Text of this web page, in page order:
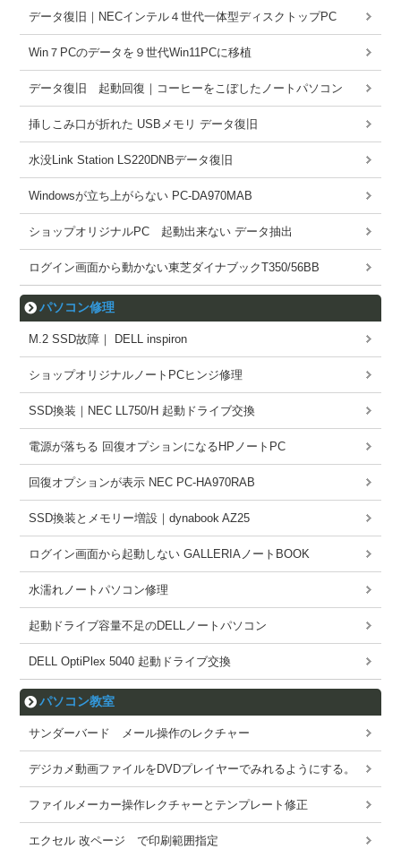
データ復旧｜NECインテル４世代一体型ディスクトップPC
Win７PCのデータを９世代Win11PCに移植
データ復旧 起動回復｜コーヒーをこぼしたノートパソコン
挿しこみ口が折れた USBメモリ データ復旧
水没Link Station LS220DNBデータ復旧
Windowsが立ち上がらない PC-DA970MAB
ショップオリジナルPC 起動出来ない データ抽出
ログイン画面から動かない東芝ダイナブックT350/56BB
パソコン修理
M.2 SSD故障｜ DELL inspiron
ショップオリジナルノートPCヒンジ修理
SSD換装｜NEC LL750/H 起動ドライブ交換
電源が落ちる 回復オプションになるHPノートPC
回復オプションが表示 NEC PC-HA970RAB
SSD換装とメモリー増設｜dynabook AZ25
ログイン画面から起動しない GALLERIAノートBOOK
水濡れノートパソコン修理
起動ドライブ容量不足のDELLノートパソコン
DELL OptiPlex 5040 起動ドライブ交換
パソコン教室
サンダーバード メール操作のレクチャー
デジカメ動画ファイルをDVDプレイヤーでみれるようにする。
ファイルメーカー操作レクチャーとテンプレート修正
エクセル 改ページ で印刷範囲指定